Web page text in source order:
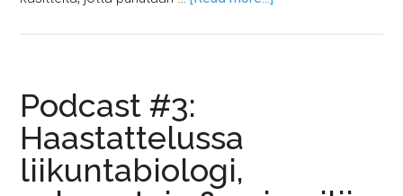
Podcast #3:
Haastattelussa
liikuntabiologi,